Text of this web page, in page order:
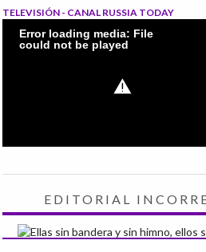
TELEVISIÓN - CANAL RUSSIA TODAY
EDITORIAL